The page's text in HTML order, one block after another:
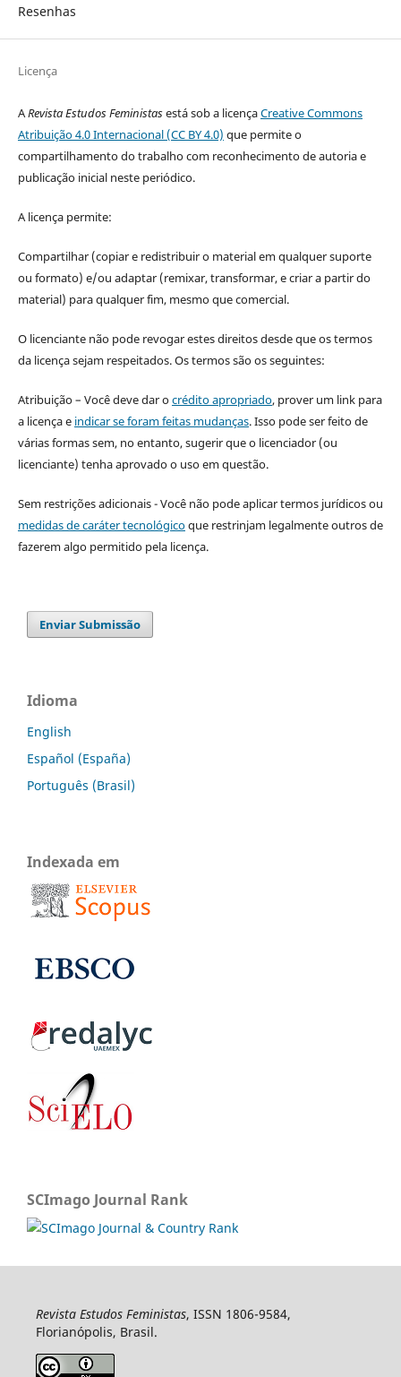
Resenhas
Licença
ARevista Estudos Feministasestá sob a licençaCreative Commons
Atribuição 4.0 Internacional (CC BY 4.0) que permite o
compartilhamento do trabalho com reconhecimento de autoria e
publicação inicial neste periódico.
A licença permite:
Compartilhar (copiar e redistribuir o material em qualquer suporte
ou formato) e/ou adaptar (remixar, transformar, e criar a partir do
material) para qualquer fim, mesmo que comercial.
O licenciante não pode revogar estes direitos desde que os termos
da licença sejam respeitados. Os termos são os seguintes:
Atribuição – Você deve dar ocrédito apropriado, prover um link para
a licença e indicar se foram feitas mudanças. Isso pode ser feito de
várias formas sem, no entanto, sugerir que o licenciador (ou
licenciante) tenha aprovado o uso em questão.
Sem restrições adicionais - Você não pode aplicar termos jurídicos ou
medidas de caráter tecnológicoque restrinjam legalmente outros de
fazerem algo permitido pela licença.
Enviar Submissão
Idioma
English
Español (España)
Português (Brasil)
Indexada em
SCImago Journal Rank
Revista Estudos Feministas, ISSN 1806-9584,
Florianópolis, Brasil.